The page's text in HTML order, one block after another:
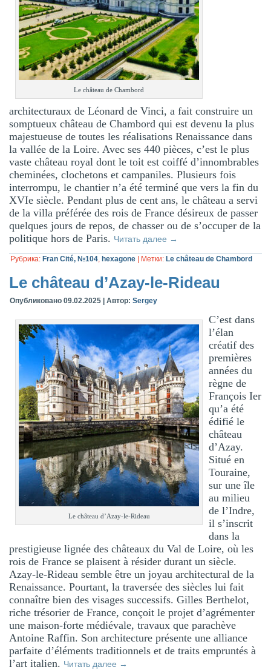
Le château de Chambord
architecturaux de Léonard de Vinci, a fait construire un
somptueux château de Chambord qui est devenu la plus
majestueuse de toutes les réalisations Renaissance dans
la vallée de la Loire. Avec ses 440 pièces, c’est le plus
vaste château royal dont le toit est coiffé d’innombrables
cheminées, clochetons et campaniles. Plusieurs fois
interrompu, le chantier n’a été terminé que vers la fin du
XVIe siècle. Pendant plus de cent ans, le château a servi
de la villa préférée des rois de France désireux de passer
quelques jours de repos, de chasser ou de s’occuper de la
politique hors de Paris. Читать далее →
Рубрика: Fran Cité, №104 ,hexagone | Метки: Le château de Chambord
Le château d’Azay-le-Rideau
Опубликовано 09.02.2025 |Автор: Sergey
Le château d’Azay-le-Rideau
C’est dans
l’élan
créatif des
premières
années du
règne de
François Ier
qu’a été
édifié le
château
d’Azay.
Situé en
Touraine,
sur une île
au milieu
de l’Indre,
il s’inscrit
dans la
prestigieuse lignée des châteaux du Val de Loire, où les
rois de France se plaisent à résider durant un siècle.
Azay-le-Rideau semble être un joyau architectural de la
Renaissance. Pourtant, la traversée des siècles lui fait
connaître bien des visages successifs. Gilles Berthelot,
riche trésorier de France, conçoit le projet d’agrémenter
une maison-forte médiévale, travaux que parachève
Antoine Raffin. Son architecture présente une alliance
parfaite d’éléments traditionnels et de traits empruntés à
l’art italien. Читать далее →